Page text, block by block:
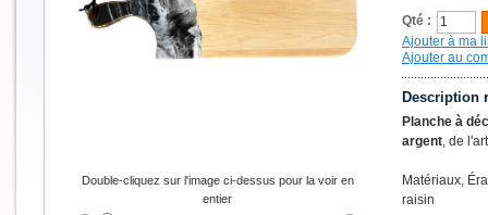
Qté :
Ajouter à ma
Ajouter au
Description
Planche à
argent, de
Matériaux,
raisin
Double-cliquez sur l'image ci-dessus pour la voir en
entier